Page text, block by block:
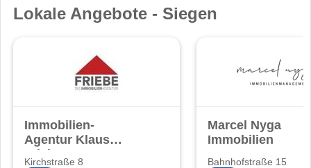
Lokale Angebote - Siegen
Immobilien-
Agentur Klaus
Friebe
Kirchstraße 8
Marcel Nyga
Immobilien
Bahnhofstraße 15